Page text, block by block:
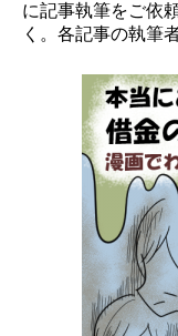
に記事執筆をご依
く。各記事の執筆